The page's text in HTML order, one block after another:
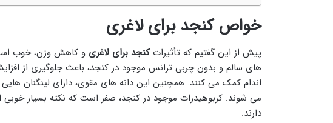
خواص کنجد برای لاغری
پیش از این گفتیم که تأثیراتکنجد برای لاغری و کاهش وزن، خوب
های سالم و بدون چربی ترانس موجود در کنجد، باعث جلوگیری از
اندام کمک می کنند. همچنین این دانه های مقوی، دارای لینگنان
می شوند. کربوهیدرات موجود در کنجد، صفر است که نکته بسیار
دارند.